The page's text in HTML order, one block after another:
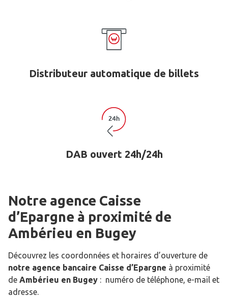
Distributeur automatique de billets
DAB ouvert 24h/24h
Notre agence Caisse
d’Epargne à proximité de
Ambérieu en Bugey
Découvrez les coordonnées et horaires d’ouverture de
notre agence bancaire Caisse d’Epargne à proximité
de Ambérieu en Bugey : numéro de téléphone, e-mail et
adresse.